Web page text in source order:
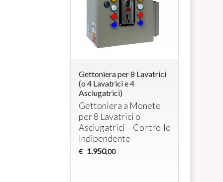
Gettoniera per 8 Lavatrici
(o 4 Lavatrici e 4
Asciugatrici)
Gettoniera a Monete
per 8 Lavatrici o
Asciugatrici – Controllo
Indipendente
€ 1.950,00